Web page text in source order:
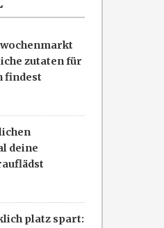
zutaten für
findest
deine
platz spart: